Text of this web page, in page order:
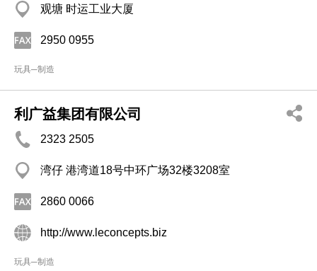
观塘 时运工业大厦
2950 0955
玩具─制造
利广益集团有限公司
2323 2505
湾仔 港湾道18号中环广场32楼3208室
2860 0066
http://www.leconcepts.biz
玩具─制造